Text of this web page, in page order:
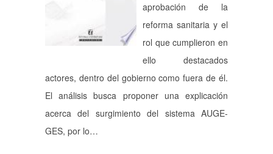
aprobación de la
reforma sanitaria y el
rol que cumplieron en
ello destacados
actores, dentro del gobierno como fuera de él.
El análisis busca proponer una explicación
acerca del surgimiento del sistema AUGE-
GES, por lo…